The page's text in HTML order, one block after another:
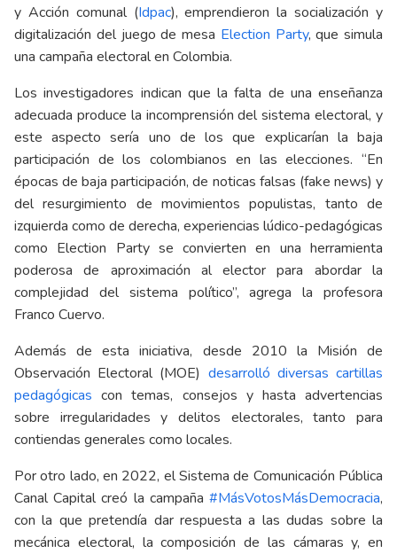
y Acción comunal (Idpac), emprendieron la socialización y
digitalización del juego de mesa Election Party, que simula
una campaña electoral en Colombia.
Los investigadores indican que la falta de una enseñanza
adecuada produce la incomprensión del sistema electoral, y
este aspecto sería uno de los que explicarían la baja
participación de los colombianos en las elecciones. “En
épocas de baja participación, de noticas falsas (fake news) y
del resurgimiento de movimientos populistas, tanto de
izquierda como de derecha, experiencias lúdico-pedagógicas
como Election Party se convierten en una herramienta
poderosa de aproximación al elector para abordar la
complejidad del sistema político”, agrega la profesora
Franco Cuervo.
Además de esta iniciativa, desde 2010 la Misión de
Observación Electoral (MOE) desarrolló diversas cartillas
pedagógicas con temas, consejos y hasta advertencias
sobre irregularidades y delitos electorales, tanto para
contiendas generales como locales.
Por otro lado, en 2022, el Sistema de Comunicación Pública
Canal Capital creó la campaña #MásVotosMásDemocracia,
con la que pretendía dar respuesta a las dudas sobre la
mecánica electoral, la composición de las cámaras y, en